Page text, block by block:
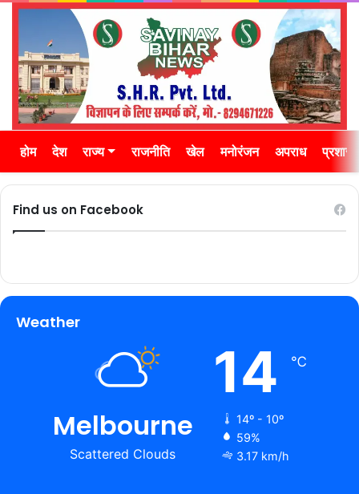
होम देश राज्य राजनीति खेल मनोरंजन अपराध
Find us on Facebook
Weather
Melbourne
Scattered Clouds
14 ℃
14º - 10º
59%
3.17 km/h